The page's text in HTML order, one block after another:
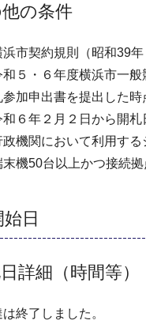
の条件
浜市契約規則（昭和39
和５・６年度横浜市一
参加申出書を提出した
和６年２月２日から開
政機関において利用す
末機50台以上かつ接続
日
詳細（時間等）
終了しました。